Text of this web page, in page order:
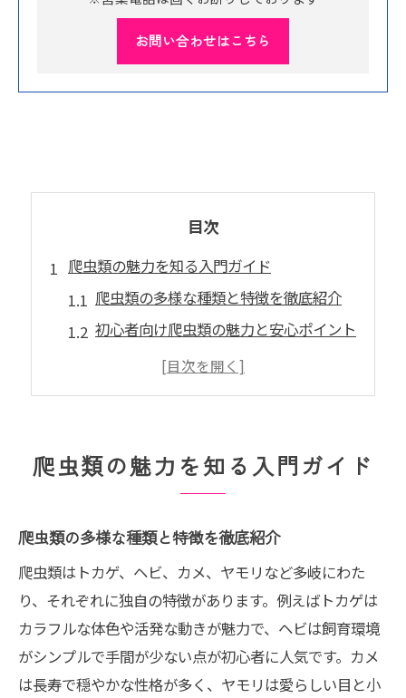
お問い合わせはこちら
目次
爬虫類の魅力を知る入門ガイド
爬虫類の多様な種類と特徴を徹底紹介
初心者向け爬虫類の魅力と安心ポイント
ペット爬虫類が持つ独自の可愛さとは
爬虫類入門で人気種を楽しむコツ
初心者が安心できる爬虫類飼育の基本
爬虫類飼育初心者が知るべき基本項目
爬虫類飼育で失敗しない準備方法
初めての爬虫類飼育で注意すべき点
爬虫類飼い方初心者が安心できる秘訣
飼いやすい爬虫類を選ぶポイント解説
飼いやすい爬虫類ランキング徹底比較
爬虫類の魅力を知る入門ガイド
爬虫類の多様な種類と特徴を徹底紹介
爬虫類はトカゲ、ヘビ、カメ、ヤモリなど多岐にわた
り、それぞれに独自の特徴があります。例えばトカゲは
カラフルな体色や活発な動きが魅力で、ヘビは飼育環境
がシンプルで手間が少ない点が初心者に人気です。カメ
は長寿で穏やかな性格が多く、ヤモリは愛らしい目と小